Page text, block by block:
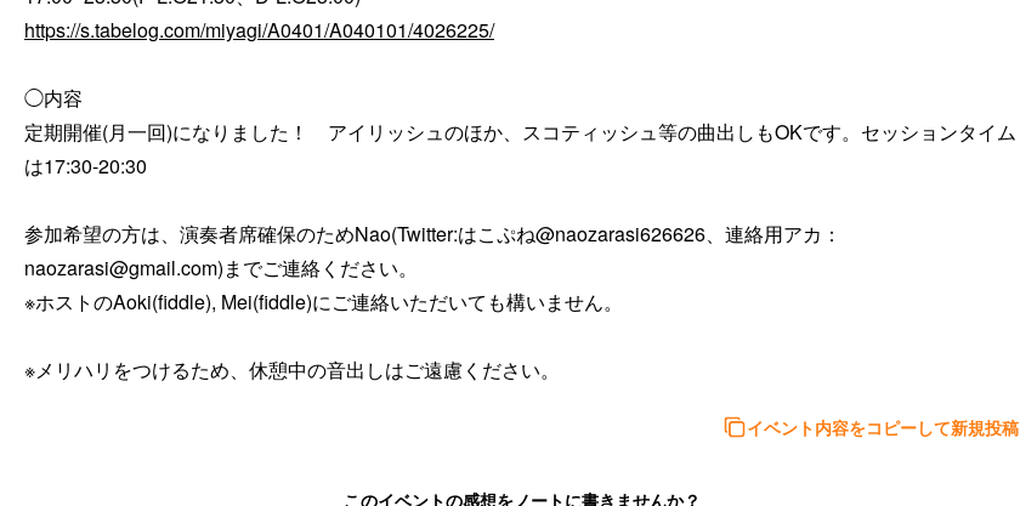
https://s.tabelog.com/miyagi/A0401/A040101/4026225/
◯内容
定期開催(月一回)になりました！　アイリッシュのほか、スコティッシュ等の曲出しもOKです。セッションタイム
は17:30-20:30
参加希望の方は、演奏者席確保のためNao(Twitter:はこぷね@naozarasi626626、連絡用アカ：
naozarasi@gmail.com)までご連絡ください。
※ホストのAoki(fiddle), Mei(fiddle)にご連絡いただいても構いません。
※メリハリをつけるため、休憩中の音出しはご遠慮ください。
イベント内容をコピーして新規投稿
このイベントの感想をノートに書きませんか？